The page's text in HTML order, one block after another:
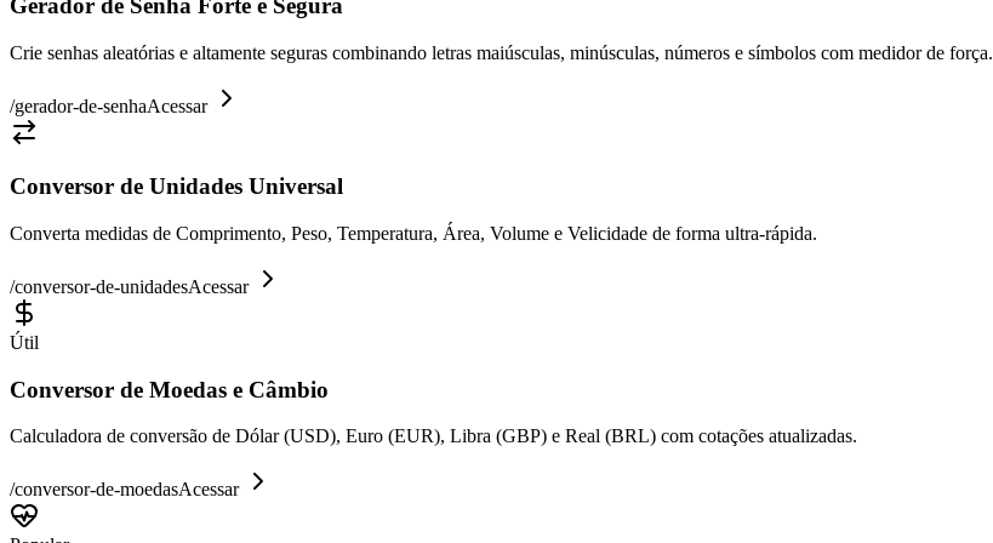
Gerador de Senha Forte e Segura
Crie senhas aleatórias e altamente seguras combinando letras maiúsculas, minúsculas, números e símbolos com medidor de força.
/gerador-de-senhaAcessar
Conversor de Unidades Universal
Converta medidas de Comprimento, Peso, Temperatura, Área, Volume e Velicidade de forma ultra-rápida.
/conversor-de-unidadesAcessar
Útil
Conversor de Moedas e Câmbio
Calculadora de conversão de Dólar (USD), Euro (EUR), Libra (GBP) e Real (BRL) com cotações atualizadas.
/conversor-de-moedasAcessar